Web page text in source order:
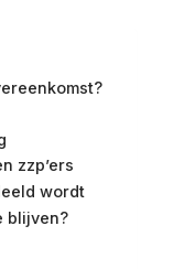
zzp’ers
wordt
blijven?